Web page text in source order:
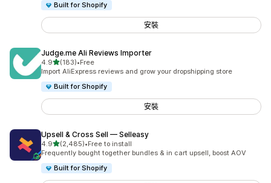
Built for Shopify
安裝
Judge.me Ali Reviews Importer
4.9滿分 5 顆星
(183)
共有 183 則評價
•Free
Import AliExpress reviews and grow your dropshipping store
Built for Shopify
安裝
Upsell & Cross Sell — Selleasy
4.9滿分 5 顆星
(2,485)
共有 2485 則評價
•Free to install
Frequently bought together bundles & in cart upsell, boost AOV
Built for Shopify